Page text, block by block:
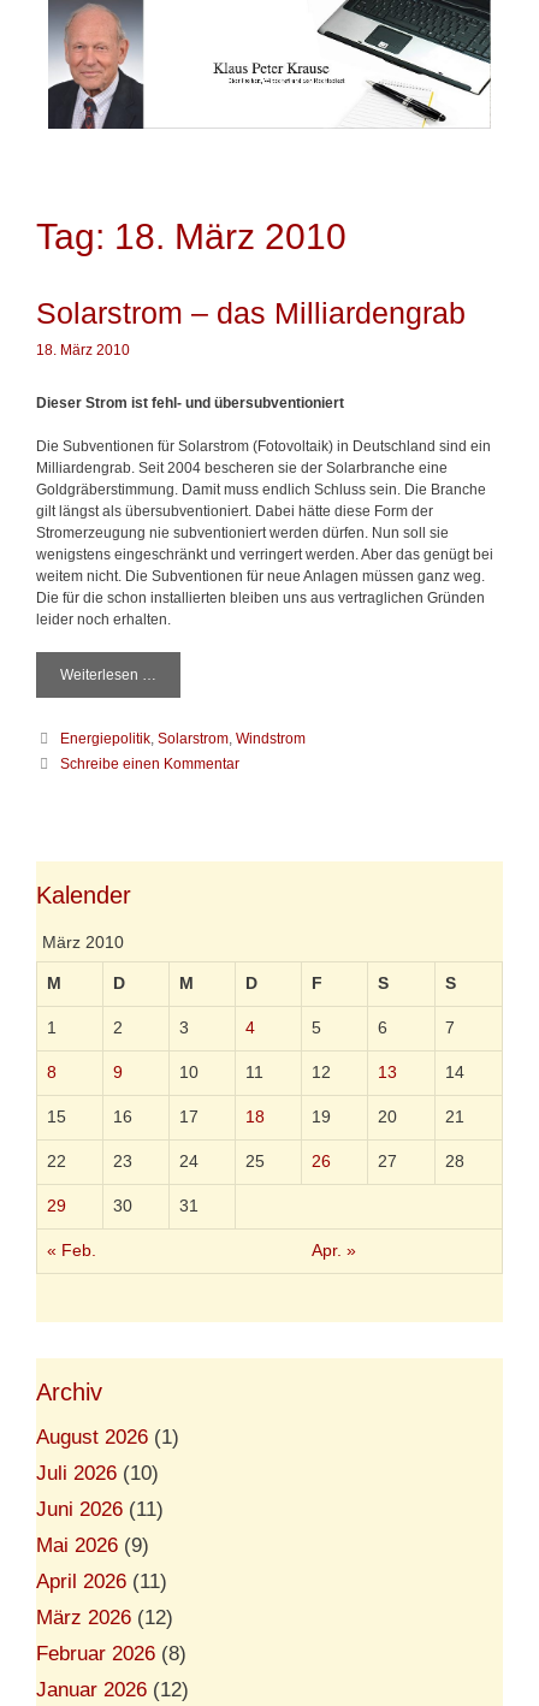
Tag: 18. März 2010
Solarstrom – das Milliardengrab
18. März 2010
Dieser Strom ist fehl- und übersubventioniert
Die Subventionen für Solarstrom (Fotovoltaik) in Deutschland sind ein
Milliardengrab. Seit 2004 bescheren sie der Solarbranche eine
Goldgräberstimmung. Damit muss endlich Schluss sein. Die Branche
gilt längst als übersubventioniert. Dabei hätte diese Form der
Stromerzeugung nie subventioniert werden dürfen. Nun soll sie
wenigstens eingeschränkt und verringert werden. Aber das genügt bei
weitem nicht. Die Subventionen für neue Anlagen müssen ganz weg.
Die für die schon installierten bleiben uns aus vertraglichen Gründen
leider noch erhalten.
Weiterlesen …
o
a
r
K
a
i
n
Energiepolitik,Solarstrom,Windstrom
Schreibe einen Kommentar
Kalender
März 2010
M D M D F S S
« Feb. Apr. »
1 2 3 4 5 6 7
8 9 10 11 12 13 14
15 16 17 18 19 20 21
22 23 24 25 26 27 28
29 30 31
Archiv
August 2026 (1)
Juli 2026 (10)
Juni 2026 (11)
Mai 2026 (9)
April 2026 (11)
März 2026 (12)
Februar 2026 (8)
Januar 2026 (12)